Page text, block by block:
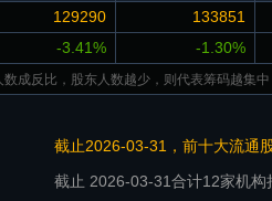
129290
133851
-3.41% -1.30%
成反比，股东人数越少，则代表筹码越集
截止2026-03-31，前十大流通
截止 2026-03-31合计12家机